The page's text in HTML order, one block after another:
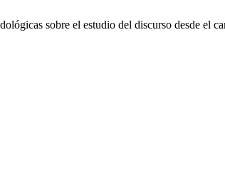
sobre el estudio del discurso desde el